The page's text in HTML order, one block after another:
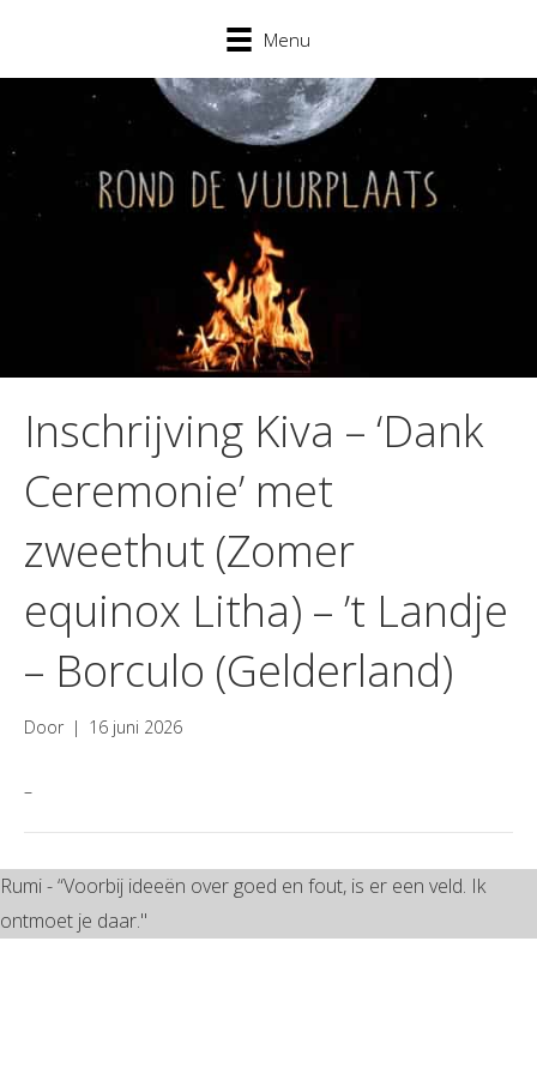
Menu
Inschrijving Kiva – ‘Dank
Ceremonie’ met
zweethut (Zomer
equinox Litha) – ’t Landje
– Borculo (Gelderland)
Door | 16 juni 2026
–
Rumi - “Voorbij ideeën over goed en fout, is er een veld. Ik
ontmoet je daar."